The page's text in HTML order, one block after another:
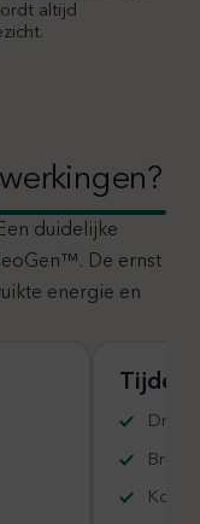
altijd
duidelijke
De ernst
energie en